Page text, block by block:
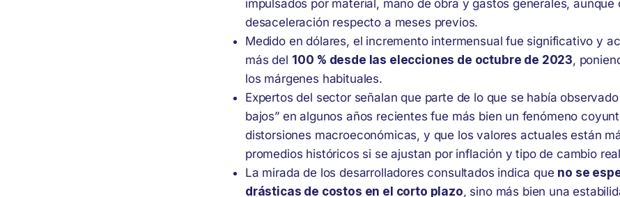
impulsados por material, mano de obra y gastos generales, aunque
desaceleración respecto a meses previos.
Medido en dólares, el incremento intermensual fue significativo y
más del 100 % desde las elecciones de octubre de 2023,
los márgenes habituales.
Expertos del sector señalan que parte de lo que se había
bajos” en algunos años recientes fue más bien un fenómeno
distorsiones macroeconómicas, y que los valores actuales están
promedios históricos si se ajustan por inflación y tipo de cambio
La mirada de los desarrolladores consultados indica que no se
drásticas de costos en el corto plazo, sino más bien una